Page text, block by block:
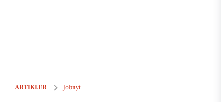
ARTIKLER Jobnyt
Social- og sundhedshjælper til demenscenter med fokus på omsorg